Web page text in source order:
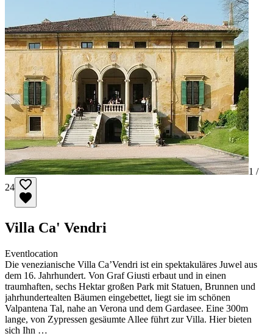
1 /
24
Villa Ca' Vendri
Eventlocation
Die venezianische Villa Ca’Vendri ist ein spektakuläres Juwel aus
dem 16. Jahrhundert. Von Graf Giusti erbaut und in einen
traumhaften, sechs Hektar großen Park mit Statuen, Brunnen und
jahrhundertealten Bäumen eingebettet, liegt sie im schönen
Valpantena Tal, nahe an Verona und dem Gardasee. Eine 300m
lange, von Zypressen gesäumte Allee führt zur Villa. Hier bieten
sich Ihn …